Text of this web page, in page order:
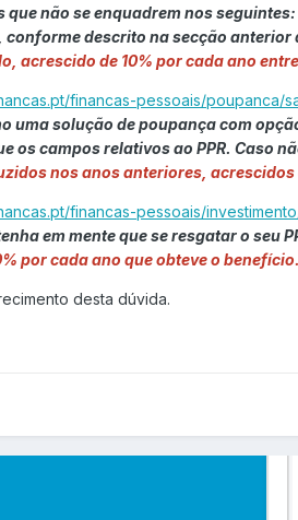
não se enquadrem nos
descrito na secção
acrescido de 10% por cada ano
financas-pessoais/
uma solução de poupança com
os campos relativos ao PPR. Caso
nos anos anteriores, acrescidos
financas-pessoais/
em mente que se resgatar o seu
por cada ano que obteve o
desta dúvida.